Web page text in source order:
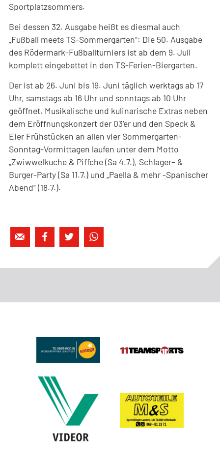
Sportplatzsommers.
Bei dessen 32. Ausgabe heißt es diesmal auch
„Fußball meets TS-Sommergarten“: Die 50. Ausgabe
des Rödermark-Fußballturniers ist ab dem 9. Juli
komplett eingebettet in den TS-Ferien-Biergarten.
Der ist ab 26. Juni bis 19. Juni täglich werktags ab 17
Uhr, samstags ab 16 Uhr und sonntags ab 10 Uhr
geöffnet. Musikalische und kulinarische Extras neben
dem Eröffnungskonzert der 03‘er und den Speck &
Eier Frühstücken an allen vier Sommergarten-
Sonntag-Vormittagen laufen unter dem Motto
„Zwiwwelkuche & Piffche (Sa 4.7.), Schlager– &
Burger-Party (Sa 11.7.) und „Paella & mehr -Spanischer
Abend“ (18.7.).
   